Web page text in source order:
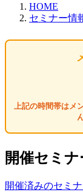
HOME
セミナー情
上記の時間帯はメ
開催セミ
開催済みのセミ